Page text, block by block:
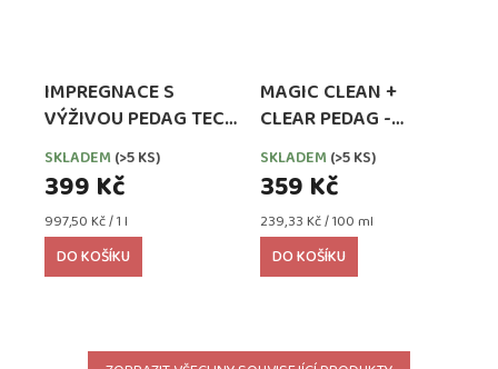
IMPREGNACE S
VÝŽIVOU PEDAG TECH
WATERPROOFER,
EXTRA SILNÁ
SKLADEM (>5 KS)
399 Kč
Měrná
cena:
997,50 Kč / 1 l
DO KOŠÍKU
MAGIC CLEAN +
CLEAR PEDAG -
ČISTICÍ PĚNA
SKLADEM (>5 KS)
359 Kč
Měrná
cena:
239,33 Kč / 100 ml
DO KOŠÍKU